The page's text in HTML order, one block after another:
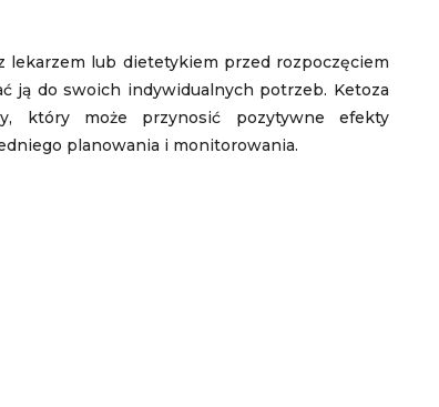
lekarzem lub dietetykiem przed rozpoczęciem
ją do swoich indywidualnych potrzeb. Ketoza
który może przynosić pozytywne efekty
planowania i monitorowania.